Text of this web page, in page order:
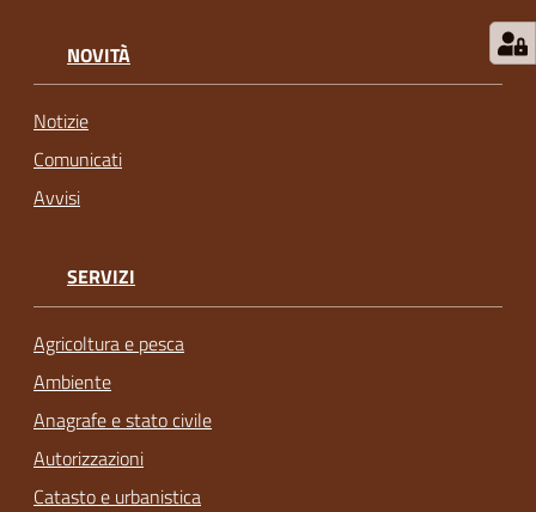
NOVITÀ
Notizie
Comunicati
Avvisi
SERVIZI
Agricoltura e pesca
Ambiente
Anagrafe e stato civile
Autorizzazioni
Catasto e urbanistica